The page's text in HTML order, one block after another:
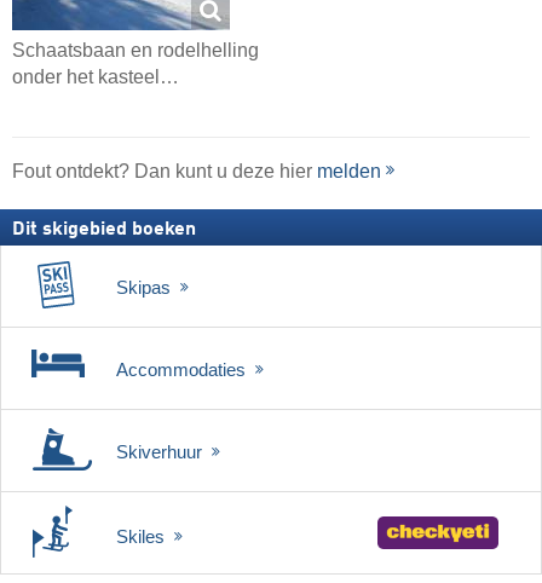
Schaatsbaan en rodelhelling
onder het kasteel…
Fout ontdekt? Dan kunt u deze hier melden
Dit skigebied boeken
Skipas
Accommodaties
Skiverhuur
Skiles